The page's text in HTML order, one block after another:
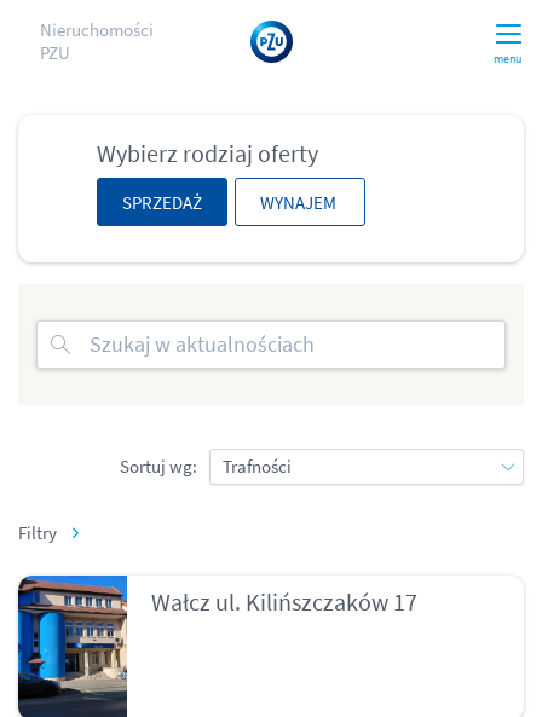
menu
Nieruchomości
PZU
Wybierz rodziaj oferty
SPRZEDAŻ WYNAJEM
Sortuj wg:
Filtry
Wałcz ul. Kilińszczaków 17